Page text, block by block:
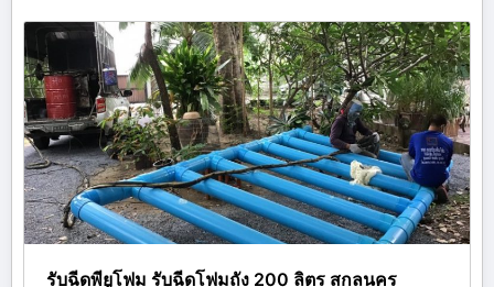
รับฉีดพียูโฟม รับฉีดโฟมถัง 200 ลิตร สกลนคร